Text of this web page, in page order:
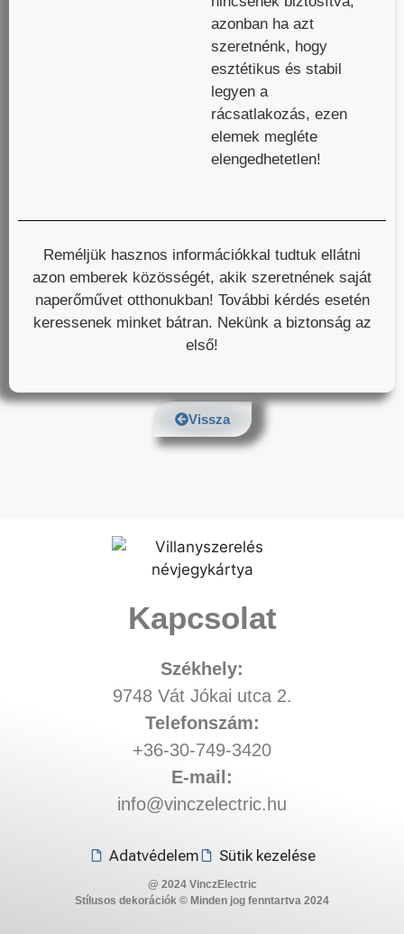
azonban ha azt
szeretnénk, hogy
esztétikus és stabil
legyen a
rácsatlakozás, ezen
elemek megléte
elengedhetetlen!
Reméljük hasznos információkkal tudtuk ellátni
azon emberek közösségét, akik szeretnének saját
naperőművet otthonukban! További kérdés esetén
keressenek minket bátran. Nekünk a biztonság az
első!
Vissza
Kapcsolat
Székhely:
9748 Vát Jókai utca 2.
Telefonszám:
+36-30-749-3420
E-mail:
info@vinczelectric.hu
Adatvédelem Sütik kezelése
@ 2024 VinczElectric
Stílusos dekorációk © Minden jog fenntartva 2024